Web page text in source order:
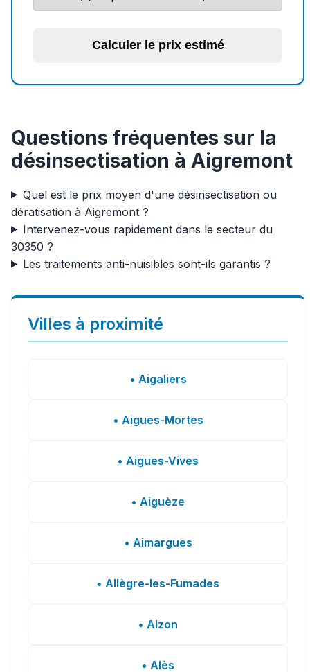
Calculer le prix estimé
Questions fréquentes sur la
désinsectisation à Aigremont
Quel est le prix moyen d'une désinsectisation ou
dératisation à Aigremont ?
Intervenez-vous rapidement dans le secteur du
30350 ?
Les traitements anti-nuisibles sont-ils garantis ?
Villes à proximité
• Aigaliers
• Aigues-Mortes
• Aigues-Vives
• Aiguèze
• Aimargues
• Allègre-les-Fumades
• Alzon
• Alès